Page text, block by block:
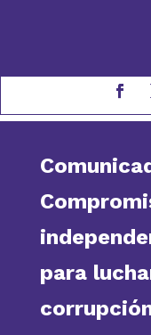
para